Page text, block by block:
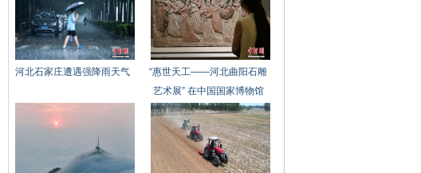
河北石家庄遭遇强降雨天气
“惠世天工——河北曲阳石雕
艺术展” 在中国国家博物馆
开幕